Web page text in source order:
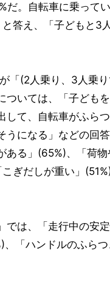
だ。自転車に乗って
答え、「子どもと3
「(2人乗り、3人乗
いては、「子ども
て、自転車がふら
になる」などの回
ある」(65%)、「荷
ぎだしが重い」
では、「走行中の安
、「ハンドルのふら